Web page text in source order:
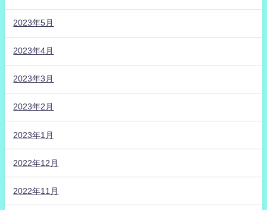
2023年5月
2023年4月
2023年3月
2023年2月
2023年1月
2022年12月
2022年11月